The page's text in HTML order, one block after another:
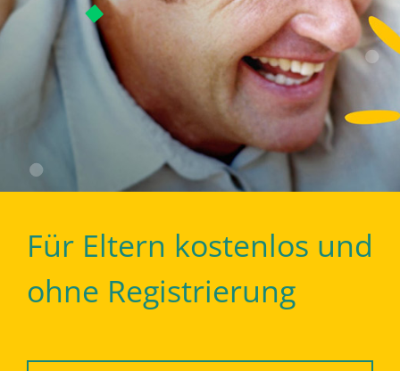
Für Eltern kostenlos und
ohne Registrierung